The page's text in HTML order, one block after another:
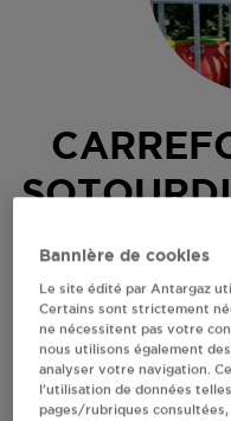
Revendeur
Bannière de cookies
Le site édité par Antargaz
Certains sont strictement
ne nécessitent pas votre
nous utilisons également
analyser votre navigation.
l’utilisation de données
pages/rubriques